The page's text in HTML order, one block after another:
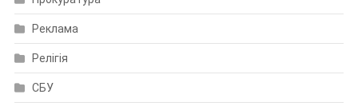
Реклама
Релігія
СБУ